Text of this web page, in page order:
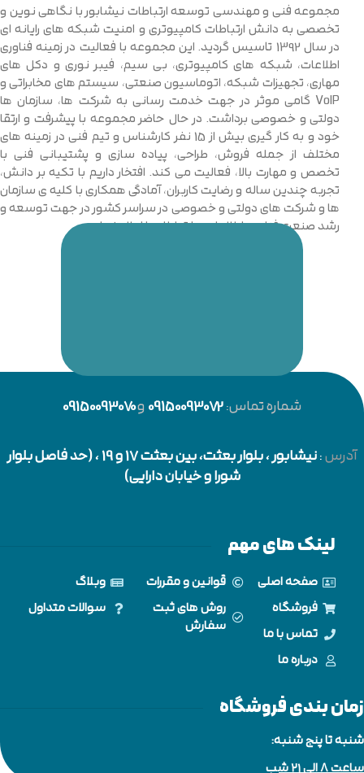
مجموعه فنی و مهندسی توسعه ارتباطات نیشابور با نگاهی نوین و
تخصصی به دانش ارتباطات کامپیوتری و امنیت شبکه های رایانه ای
در سال 1392 تاسیس گردید. این مجموعه با فعالیت در زمینه فناوری
اطلاعات، شبکه های کامپیوتری، بی سیم، فیبر نوری و دکل های
مهاری، تجهیزات شبکه، اتوماسیون صنعتی، سیستم های مخابراتی و
VoIP گامی موثر در جهت خدمت رسانی به شرکت ها، سازمان ها
دولتی و خصوصی برداشت. در حال حاضر مجموعه با پیشرفت و ارتقا
خود و به کار گیری بیش از 15 نفر کارشناس و تیم فنی در زمینه های
مختلف از جمله فروش، طراحی، پیاده سازی و پشتیبانی فنی با
تخصص و مهارت بالا، فعالیت می کند. افتخار داریم با تکیه بر دانش،
تجربه چندین ساله و رضایت کاربران، آمادگی همکاری با کلیه ی سازمان
ها و شرکت های دولتی و خصوصی در سراسر کشور در جهت توسعه و
رشد صنعت فناوری اطلاعات و ارتباطات را اعلام نماییم.
شماره تماس:09150093072و09150093070
آدرس:نیشابور
، بلوار بعثت، بین بعثت 17 و 19 ، (حد فاصل بلوار
شورا و خیابان دارایی)
لینک های مهم
صفحه اصلی
فروشگاه
تماس با ما
درباره ما
قوانین و مقررات
روش های ثبت
سفارش
وبلاگ
سوالات متداول
زمان بندی فروشگاه
شنبه تا پنج شنبه:
ساعت 8 الی ۲۱ شب